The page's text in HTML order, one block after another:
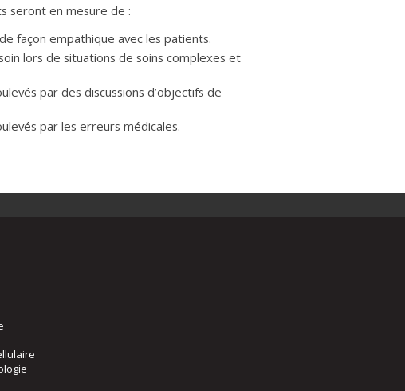
seront en mesure de :
façon empathique avec les patients.
lors de situations de soins complexes et
par des discussions d’objectifs de
par les erreurs médicales.